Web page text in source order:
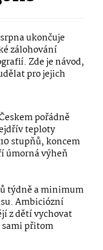
ukončuje
zálohování
Zde je návod,
pro jejich
pořádně
teploty
stupňů, koncem
úmorná výheň
týdně a minimum
Ambiciózní
z dětí vychovat
přitom